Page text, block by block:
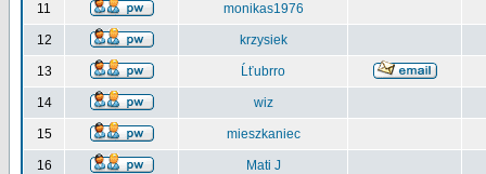
11 monikas1976
12 krzysiek
13 Ĺťubrro
14 wiz
15 mieszkaniec
16 Mati J